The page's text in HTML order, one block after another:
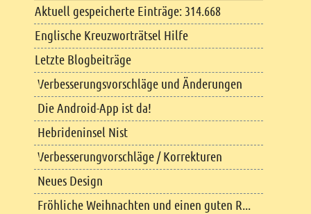
Aktuell gespeicherte Einträge: 314.668
Englische Kreuzworträtsel Hilfe
Letzte Blogbeiträge
Verbesserungsvorschläge und Änderungen
Die Android-App ist da!
Hebrideninsel Nist
Verbesserungvorschläge / Korrekturen
Neues Design
Fröhliche Weihnachten und einen guten R...